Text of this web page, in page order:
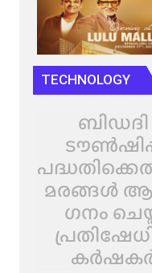
TECHNOLOGY
ബിഡദി
മരങ്ങൾ
ഗനം